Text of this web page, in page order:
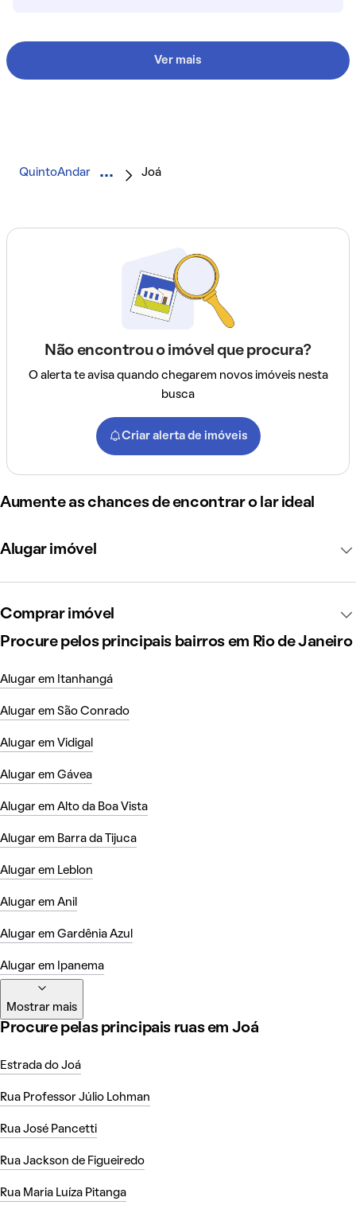
Ver mais
QuintoAndar Joá
Não encontrou o imóvel que procura?
O alerta te avisa quando chegarem novos imóveis nesta
busca
Criar alerta de imóveis
Aumente as chances de encontrar o lar ideal
Alugar imóvel
Comprar imóvel
Procure pelos principais bairros em Rio de Janeiro
Alugar em Itanhangá
Alugar em São Conrado
Alugar em Vidigal
Alugar em Gávea
Alugar em Alto da Boa Vista
Alugar em Barra da Tijuca
Alugar em Leblon
Alugar em Anil
Alugar em Gardênia Azul
Alugar em Ipanema
Mostrar mais
Procure pelas principais ruas em Joá
Estrada do Joá
Rua Professor Júlio Lohman
Rua José Pancetti
Rua Jackson de Figueiredo
Rua Maria Luíza Pitanga